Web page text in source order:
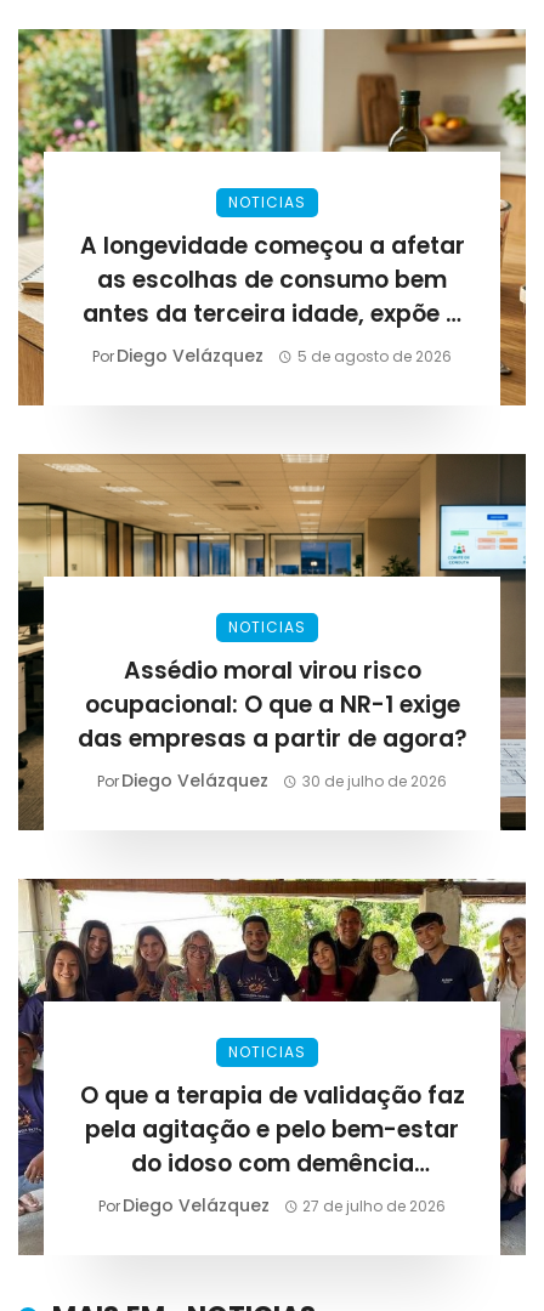
NOTICIAS
A longevidade começou a afetar
as escolhas de consumo bem
antes da terceira idade, expõe a
Lirius Suplementos
PorDiego Velázquez 5 de agosto de 2026
NOTICIAS
Assédio moral virou risco
ocupacional: O que a NR-1 exige
das empresas a partir de agora?
PorDiego Velázquez 30 de julho de 2026
NOTICIAS
O que a terapia de validação faz
pela agitação e pelo bem-estar
do idoso com demência
avançada?
PorDiego Velázquez 27 de julho de 2026